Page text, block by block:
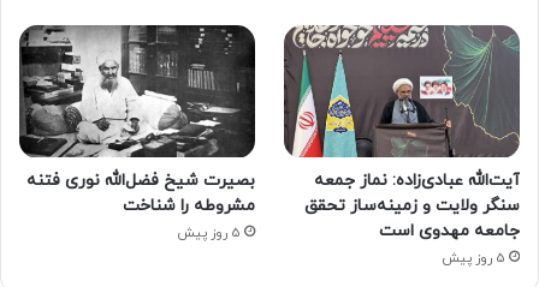
آیت‌الله عبادی‌زاده: نماز جمعه
سنگر ولایت و زمینه‌ساز تحقق
جامعه مهدوی است
5 روز پیش
بصیرت شیخ فضل‌الله نوری فتنه
مشروطه را شناخت
5 روز پیش